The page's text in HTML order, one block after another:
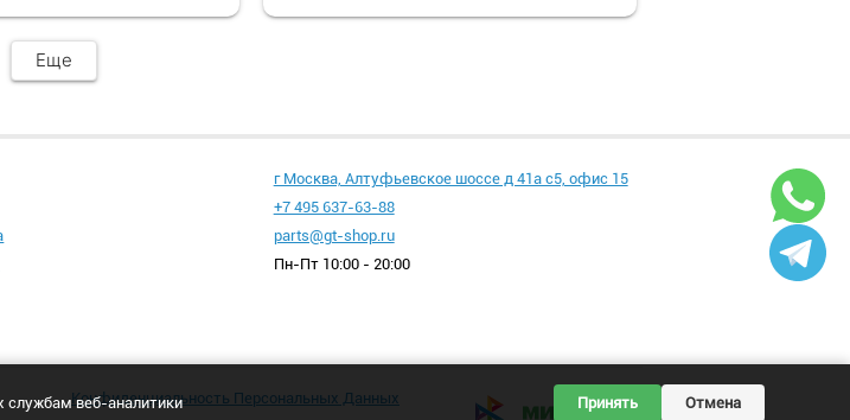
Еще
г Москва, Алтуфьевское шоссе д 41а с5, офис 15
+7 495 637-63-88
parts@gt-shop.ru
Пн-Пт 10:00 - 20:00
Конфиденциальность Персональных Данных
службам веб-аналитики Принять Отмена